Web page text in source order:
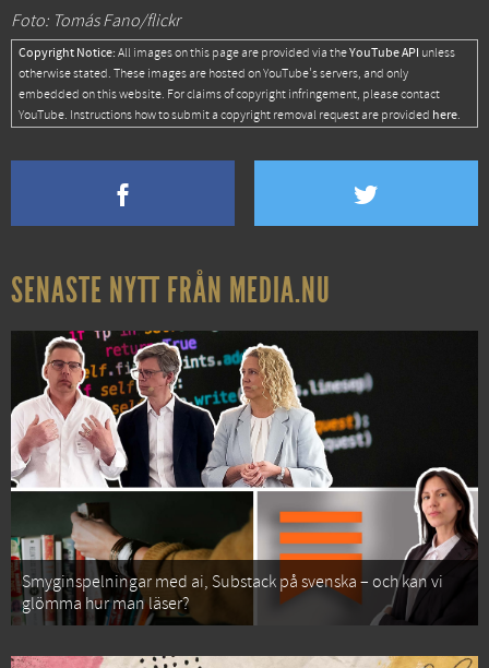
Foto: Tomás Fano/flickr
Copyright Notice: All images on this page are provided via theYouTube API unless
otherwise stated. These images are hosted on YouTube's servers, and only
embedded on this website. For claims of copyright infringement, please contact
YouTube. Instructions how to submit a copyright removal request are provided here.
SENASTE NYTT FRÅN MEDIA.NU
Smyginspelningar med ai, Substack på svenska – och kan vi
glömma hur man läser?